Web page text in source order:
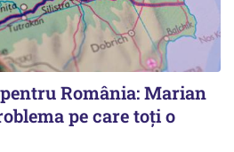
România: Marian
pe care toți o